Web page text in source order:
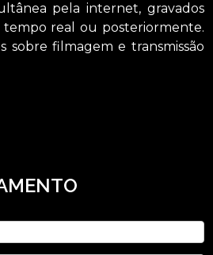
pela internet, gravados
real ou posteriormente.
sobre filmagem e transmissão